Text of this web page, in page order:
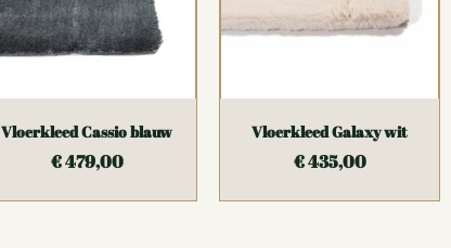
Vloerkleed Cassio blauw
€479,00
Vloerkleed Galaxy wit
€435,00